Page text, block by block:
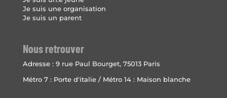
Je suis une organisation
Je suis un parent
Nous retrouver
Adresse : 9 rue Paul Bourget, 75013 Paris
Métro 7 : Porte d'italie / Métro 14 : Maison blanche